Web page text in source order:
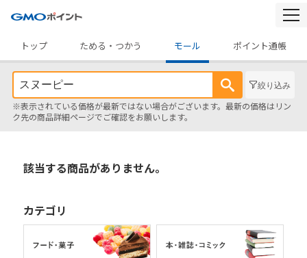
トップ
ためる・つかう モール ポイント通帳
絞り込み
※表示されている価格が最新ではない場合がございます。最新の価格はリン
ク先の商品詳細ページでご確認をお願いします。
該当する商品がありません。
カテゴリ